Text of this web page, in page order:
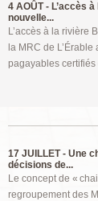
4 AOÛT - L’accès
nouvelle...
L’accès à la rivière
la MRC de
pagayables certifiés
17 JUILLET - Une
décisions de...
Le concept de «
regroupement des